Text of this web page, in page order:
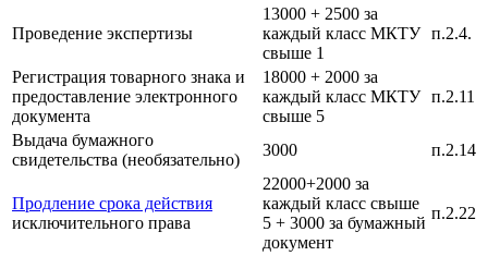
Проведение экспертизы
13000 + 2500 за
каждый класс МКТУ
свыше 1
п.2.4.
Регистрация товарного знака и
предоставление электронного
документа
18000 + 2000 за
каждый класс МКТУ
свыше 5
п.2.11
Выдача бумажного
свидетельства (необязательно)
3000 п.2.14
Продление срока действия
исключительного права
22000+2000 за
каждый класс свыше
5 + 3000 за бумажный
документ
п.2.22